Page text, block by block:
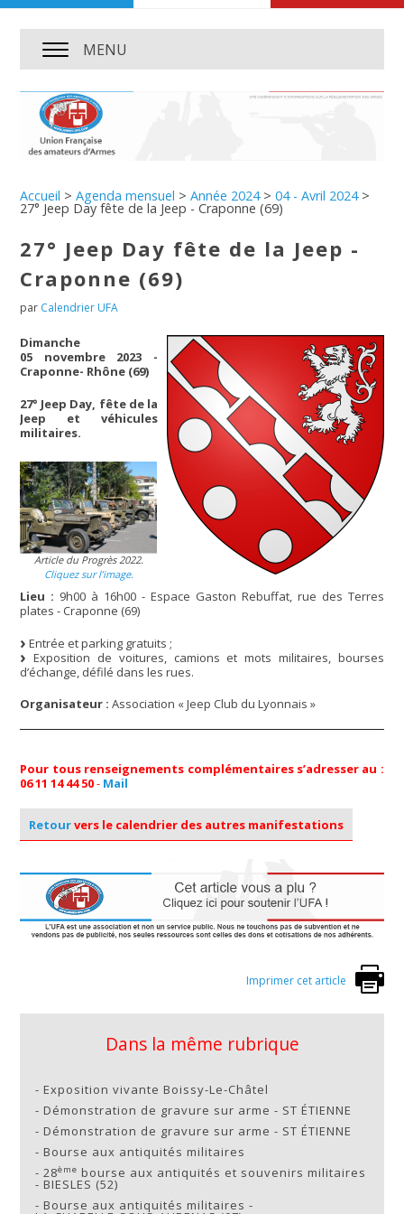
MENU
Accueil >Agenda mensuel >Année 2024>04 - Avril 2024>
27° Jeep Day fête de la Jeep - Craponne (69)
27° Jeep Day fête de la Jeep -
Craponne (69)
par Calendrier UFA
Dimanche
05 novembre 2023 -
Craponne- Rhône (69)
27° Jeep Day, fête de la
Jeep et véhicules
militaires.
Article du Progrès 2022.
Cliquez sur l’image.
Lieu : 9h00 à 16h00 - Espace Gaston Rebuffat, rue des Terres
plates - Craponne (69)
Entrée et parking gratuits ;
Exposition de voitures, camions et mots militaires, bourses
d’échange, défilé dans les rues.
Organisateur : Association « Jeep Club du Lyonnais »
Pour tous renseignements complémentaires s’adresser au :
06 11 14 44 50- Mail
Retourvers le calendrier des autres manifestations
Imprimer cet article
Dans la même rubrique
-Exposition vivante Boissy-Le-Châtel
-Démonstration de gravure sur arme - ST ÉTIENNE
-Démonstration de gravure sur arme - ST ÉTIENNE
-Bourse aux antiquités militaires
-28ème bourse aux antiquités et souvenirs militaires
- BIESLES (52)
-Bourse aux antiquités militaires -